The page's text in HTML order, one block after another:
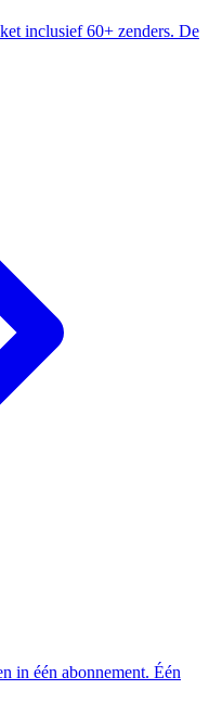
inclusief 60+ zenders. De
in één abonnement. Één